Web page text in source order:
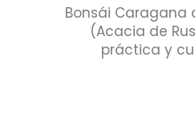
Bonsái Caragana
(Acacia de
práctica y